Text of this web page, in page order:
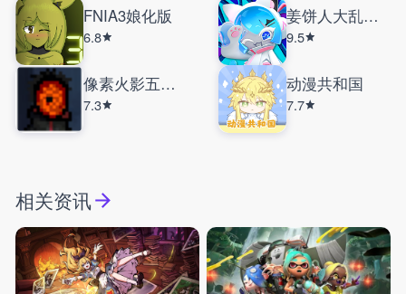
FNIA3娘化版
6.8
姜饼人大乱斗国际服
9.5
像素火影五影斑
7.3
动漫共和国
7.7
相关资讯